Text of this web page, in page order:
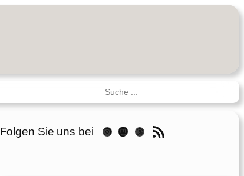
Suchen
Folgen Sie uns bei Instagram Mastodon Threads RSS-Feed